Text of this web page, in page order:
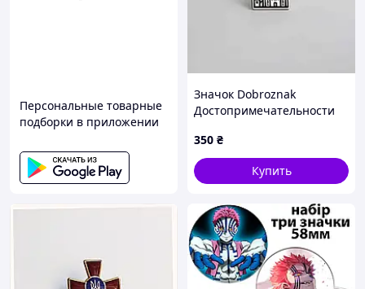
Персональные товарные
подборки в приложении
Значок Dobroznak
Достопримечательности
Львиное сердце 16х16 мм
Серебристый (5957)
350 ₴
Купить